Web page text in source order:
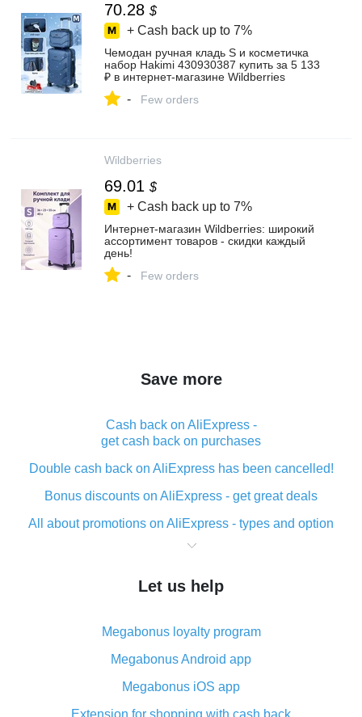
70.28 $
+ Cash back up to 7%
Чемодан ручная кладь S и косметичка
набор Hakimi 430930387 купить за 5 133
₽ в интернет‑магазине Wildberries
- Few orders
Wildberries
69.01 $
+ Cash back up to 7%
Интернет‑магазин Wildberries: широкий
ассортимент товаров - скидки каждый
день!
- Few orders
Save more
Cash back on AliExpress -
get cash back on purchases
Double cash back on AliExpress has been cancelled!
Bonus discounts on AliExpress - get great deals
All about promotions on AliExpress - types and option
What is cash back when making purchases on
The best place to download cash back for AliExpress
What is the AliExpress cash back plugin and what are
its advantages
Cash back from the AliExpress mobile app -
advantages of the plugin
Let us help
Megabonus loyalty program
Megabonus Android app
Megabonus iOS app
Extension for shopping with cash back